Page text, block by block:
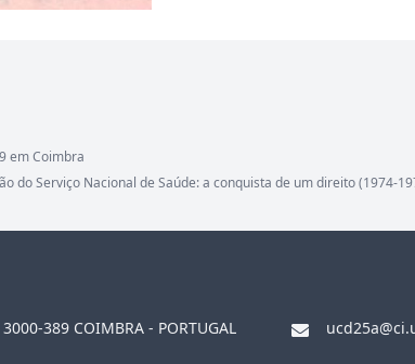
em Coimbra
do Serviço Nacional de Saúde: a conquista de um direito (1974-
389 COIMBRA - PORTUGAL